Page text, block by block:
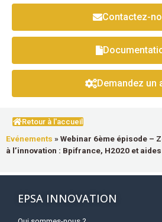
Contactez-
Demandez un
Retour à l'accueil
Evénements »Webinar 6ème épisode –
à l’innovation : Bpifrance, H2020 et
EPSA INNOVATION